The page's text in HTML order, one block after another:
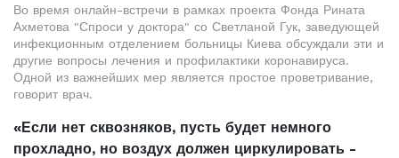
Во время онлайн-встречи в рамках проекта Фонда Рината
Ахметова "Спроси у доктора" со Светланой Гук, заведующей
инфекционным отделением больницы Киева обсуждали эти и
другие вопросы лечения и профилактики коронавируса.
Одной из важнейших мер является простое проветривание,
говорит врач.
«Если нет сквозняков, пусть будет немного
прохладно, но воздух должен циркулировать -